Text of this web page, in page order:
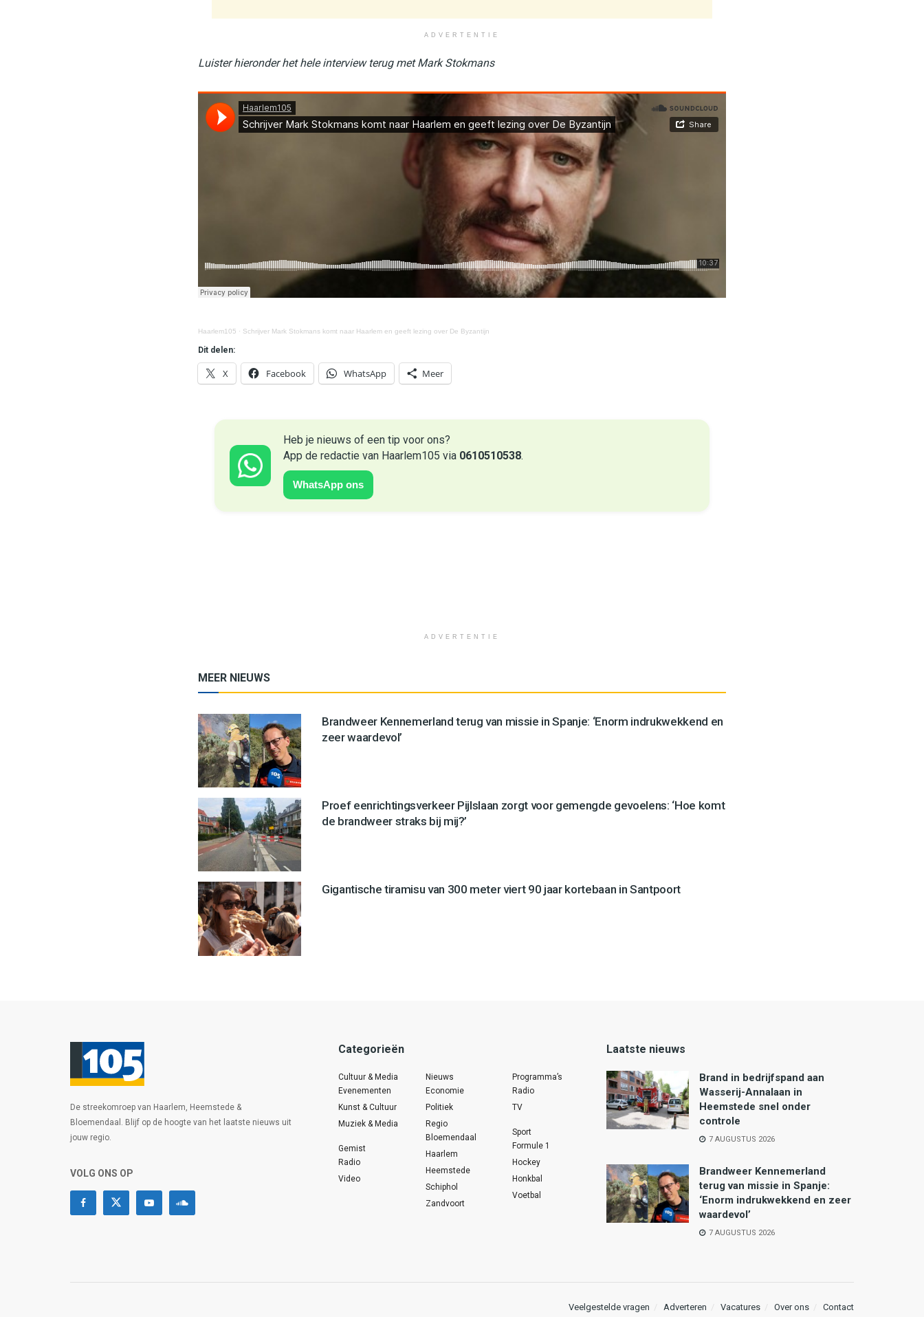
ADVERTENTIE
Luister hieronder het hele interview terug met Mark Stokmans
Haarlem105 · Schrijver Mark Stokmans komt naar Haarlem en geeft lezing over De Byzantijn
Dit delen:
X Facebook WhatsApp Meer
Heb je nieuws of een tip voor ons?
App de redactie van Haarlem105 via 0610510538.
WhatsApp ons
ADVERTENTIE
MEER NIEUWS
Brandweer Kennemerland terug van missie in Spanje: ‘Enorm indrukwekkend en
zeer waardevol’
Proef eenrichtingsverkeer Pijlslaan zorgt voor gemengde gevoelens: ‘Hoe komt
de brandweer straks bij mij?’
Gigantische tiramisu van 300 meter viert 90 jaar kortebaan in Santpoort
De streekomroep van Haarlem, Heemstede &
Bloemendaal. Blijf op de hoogte van het laatste nieuws uit
jouw regio.
VOLG ONS OP
Categorieën
Cultuur & Media
Evenementen
Kunst & Cultuur
Muziek & Media
Gemist
Radio
Video
Nieuws
Economie
Politiek
Regio
Bloemendaal
Haarlem
Heemstede
Schiphol
Zandvoort
Programma’s
Radio
TV
Sport
Formule 1
Hockey
Honkbal
Voetbal
Laatste nieuws
Brand in bedrijfspand aan
Wasserij-Annalaan in
Heemstede snel onder
controle
7 AUGUSTUS 2026
Brandweer Kennemerland
terug van missie in Spanje:
‘Enorm indrukwekkend en zeer
waardevol’
7 AUGUSTUS 2026
Veelgestelde vragen Adverteren Vacatures Over ons Contact